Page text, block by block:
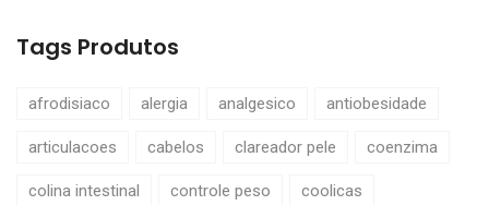
Tags Produtos
afrodisiaco alergia analgesico antiobesidade
articulacoes cabelos clareador pele coenzima
colina intestinal controle peso coolicas